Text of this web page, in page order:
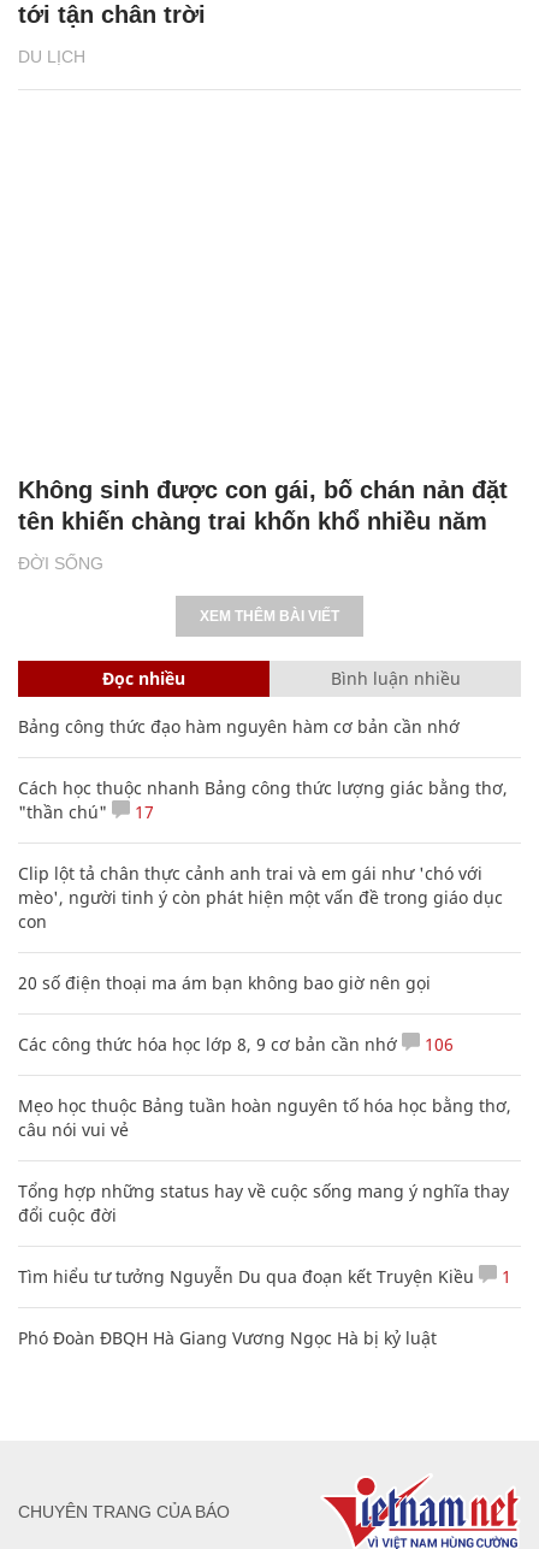
DU LỊCH
tới tận chân trời
ĐỜI SỐNG
Không sinh được con gái, bố chán nản đặt
tên khiến chàng trai khốn khổ nhiều năm
XEM THÊM BÀI VIẾT
Đọc nhiều Bình luận nhiều
Bảng công thức đạo hàm nguyên hàm cơ bản cần nhớ
Cách học thuộc nhanh Bảng công thức lượng giác bằng thơ,
"thần chú"
17
Clip lột tả chân thực cảnh anh trai và em gái như 'chó với
mèo', người tinh ý còn phát hiện một vấn đề trong giáo dục
con
20 số điện thoại ma ám bạn không bao giờ nên gọi
Các công thức hóa học lớp 8, 9 cơ bản cần nhớ 106
Mẹo học thuộc Bảng tuần hoàn nguyên tố hóa học bằng thơ,
câu nói vui vẻ
Tổng hợp những status hay về cuộc sống mang ý nghĩa thay
đổi cuộc đời
Tìm hiểu tư tưởng Nguyễn Du qua đoạn kết Truyện Kiều 1
Phó Đoàn ĐBQH Hà Giang Vương Ngọc Hà bị kỷ luật
CHUYÊN TRANG CỦA BÁO